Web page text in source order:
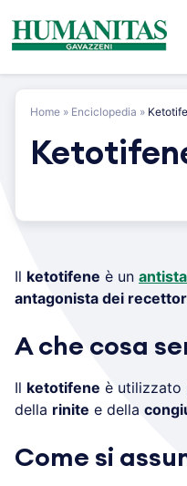
content
Home » Enciclopedia »
Il ketotifene è un
antagonista dei
A che cosa
Il ketotifene è utilizzato
della rinite e della
Come si